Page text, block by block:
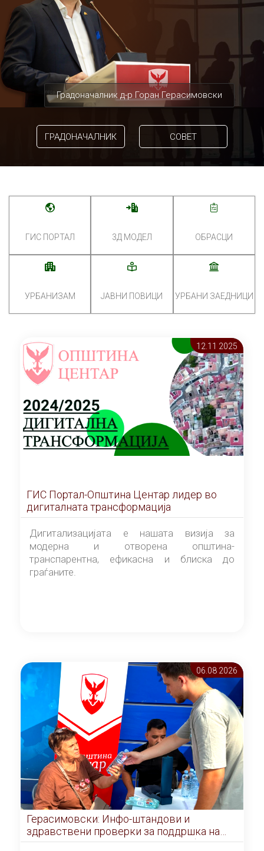
Градоначалник д-р Горан Герасимовски
ГРАДОНАЧАЛНИК СОВЕТ
ГИС ПОРТАЛ 3Д МОДЕЛ ОБРАСЦИ
УРБАНИЗАМ ЈАВНИ ПОВИЦИ УРБАНИ ЗАЕДНИЦИ
12.11 2025
ГИС Портал-Општина Центар лидер во
дигиталната трансформација
Дигитализацијата е нашата визија за
модерна и отворена општина-
транспарентна, ефикасна и блиска до
граѓаните.
06.08 2026
Герасимовски: Инфо-штандови и
здравствени проверки за поддршка на
граѓаните во услови на топлотен бран